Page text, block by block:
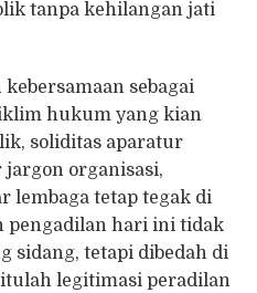
tanpa kehilangan jati
sebagai
hukum yang kian
soliditas aparatur
organisasi,
lembaga tetap tegak di
pengadilan hari ini tidak
sidang, tetapi dibedah di
legitimasi peradilan